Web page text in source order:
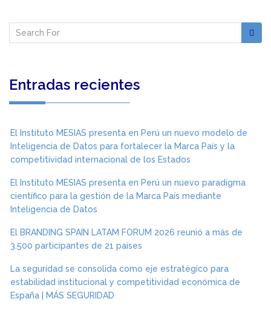
Entradas recientes
El Instituto MESIAS presenta en Perú un nuevo modelo de
Inteligencia de Datos para fortalecer la Marca País y la
competitividad internacional de los Estados
El Instituto MESIAS presenta en Perú un nuevo paradigma
científico para la gestión de la Marca País mediante
Inteligencia de Datos
El BRANDING SPAIN LATAM FORUM 2026 reunió a más de
3.500 participantes de 21 países
La seguridad se consolida como eje estratégico para
estabilidad institucional y competitividad económica de
España | MÁS SEGURIDAD